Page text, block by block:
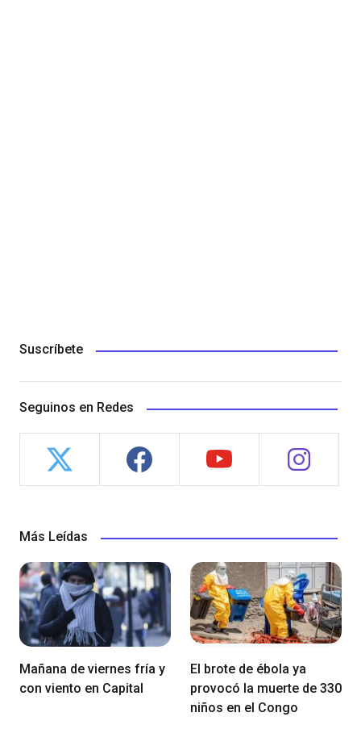
Suscríbete
Seguinos en Redes
Más Leídas
Mañana de viernes fría y
con viento en Capital
El brote de ébola ya
provocó la muerte de 330
niños en el Congo